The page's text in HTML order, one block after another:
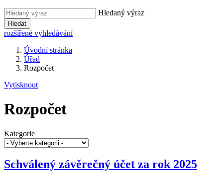
Hledaný výraz
Hledat
rozšířené vyhledávání
Úvodní stránka
Úřad
Rozpočet
Vytisknout
Rozpočet
Kategorie
Schválený závěrečný účet za rok 2025